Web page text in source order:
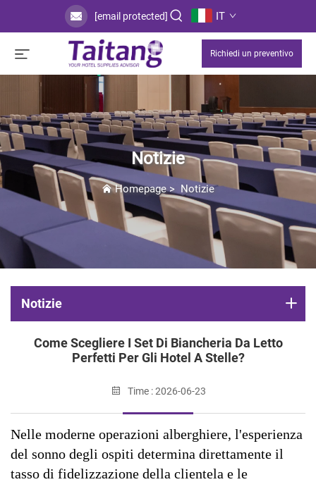
[email protected] IT
Richiedi un preventivo
Notizie
Homepage> Notizie
Notizie
Come Scegliere I Set Di Biancheria Da Letto
Perfetti Per Gli Hotel A Stelle?
Time : 2026-06-23
Nelle moderne operazioni alberghiere, l'esperienza
del sonno degli ospiti determina direttamente il
tasso di fidelizzazione della clientela e le